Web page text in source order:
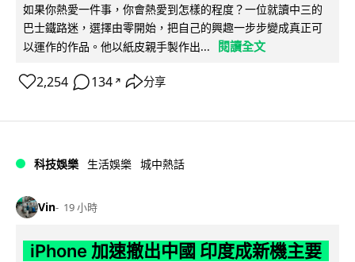
如果你熱愛一件事，你會熱愛到怎樣的程度？一位就讀中三的
巴士鐵路迷，選擇由零開始，把自己的興趣一步步變成真正可
以運作的作品。他以紙皮親手製作出...
閱讀全文
2,254 134 ↗ 分享
科技娛樂 生活娛樂 城中熱話
Vin 19 小時
iPhone 加速撤出中國 印度成新機主要